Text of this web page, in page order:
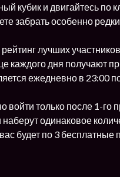
кубик и двигайтесь по
забрать особенно
рейтинг лучших
каждого дня получают
ежедневно в 23:00
войти только после 1-го
наберут одинаковое
будет по 3